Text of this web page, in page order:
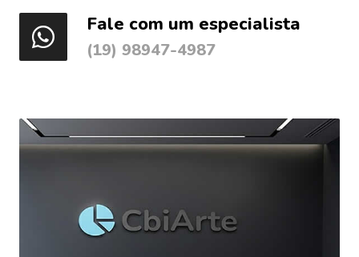
Fale com um especialista
(19) 98947-4987